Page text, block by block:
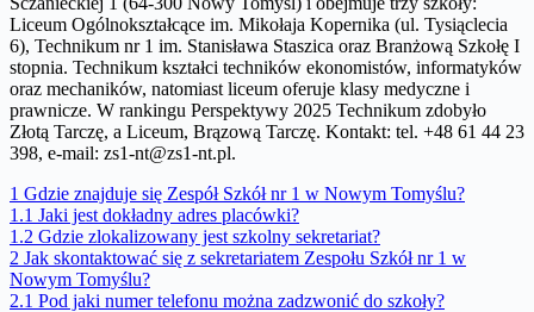
Liceum Ogólnokształcące im. Mikołaja Kopernika (ul. Tysiąclecia
6), Technikum nr 1 im. Stanisława Staszica oraz Branżową Szkołę I
stopnia. Technikum kształci techników ekonomistów, informatyków
oraz mechaników, natomiast liceum oferuje klasy medyczne i
prawnicze. W rankingu Perspektywy 2025 Technikum zdobyło
Złotą Tarczę, a Liceum, Brązową Tarczę. Kontakt: tel. +48 61 44 23
398, e-mail: zs1-nt@zs1-nt.pl.
1 Gdzie znajduje się Zespół Szkół nr 1 w Nowym Tomyślu?
1.1 Jaki jest dokładny adres placówki?
1.2 Gdzie zlokalizowany jest szkolny sekretariat?
2 Jak skontaktować się z sekretariatem Zespołu Szkół nr 1 w
Nowym Tomyślu?
2.1 Pod jaki numer telefonu można zadzwonić do szkoły?